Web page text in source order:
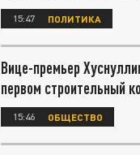
15:47 ПОЛИТИКА
Вице-премьер
первом строительный
15:46 ОБЩЕСТВО